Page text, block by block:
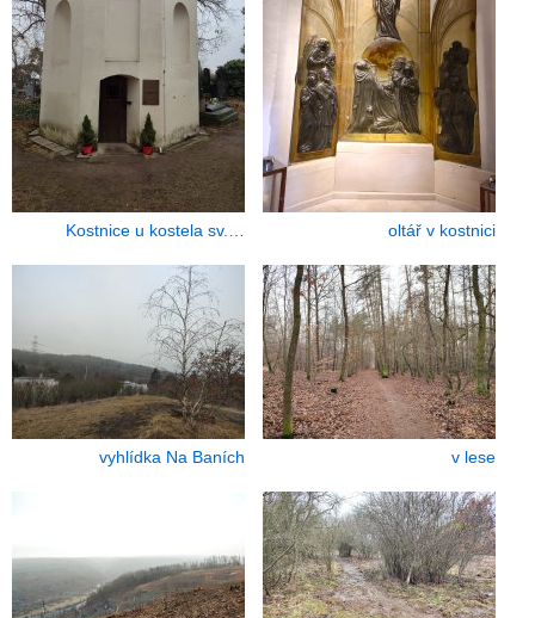
Kostnice u kostela sv.… oltář v kostnici
vyhlídka Na Baních v lese